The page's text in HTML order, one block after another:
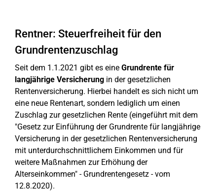
Rentner: Steuerfreiheit für den
Grundrentenzuschlag
Seit dem 1.1.2021 gibt es eine Grundrente für
langjährige Versicherung in der gesetzlichen
Rentenversicherung. Hierbei handelt es sich nicht um
eine neue Rentenart, sondern lediglich um einen
Zuschlag zur gesetzlichen Rente (eingeführt mit dem
"Gesetz zur Einführung der Grundrente für langjährige
Versicherung in der gesetzlichen Rentenversicherung
mit unterdurchschnittlichem Einkommen und für
weitere Maßnahmen zur Erhöhung der
Alterseinkommen" - Grundrentengesetz - vom
12.8.2020).